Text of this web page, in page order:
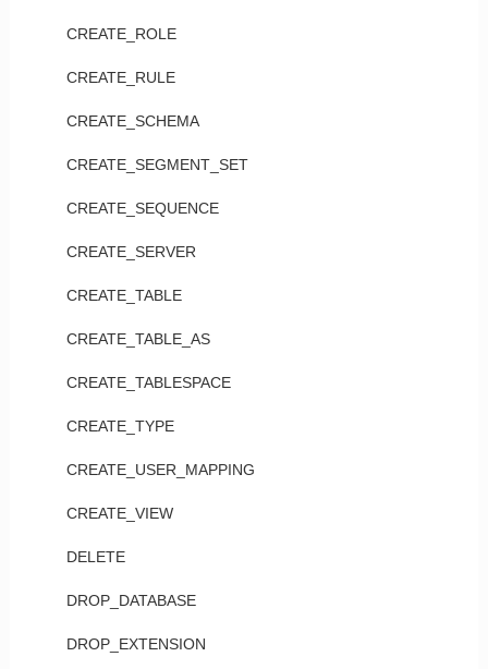
CREATE_ROLE
CREATE_RULE
CREATE_SCHEMA
CREATE_SEGMENT_SET
CREATE_SEQUENCE
CREATE_SERVER
CREATE_TABLE
CREATE_TABLE_AS
CREATE_TABLESPACE
CREATE_TYPE
CREATE_USER_MAPPING
CREATE_VIEW
DELETE
DROP_DATABASE
DROP_EXTENSION